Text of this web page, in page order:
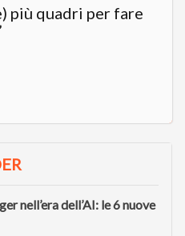
più quadri per fare
nell’era dell’AI: le 6 nuove